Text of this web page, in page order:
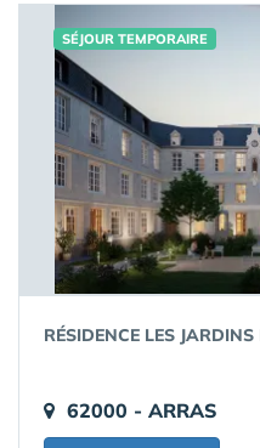
SÉJOUR TEMPORAIRE
RÉSIDENCE LES
62000 - ARRAS